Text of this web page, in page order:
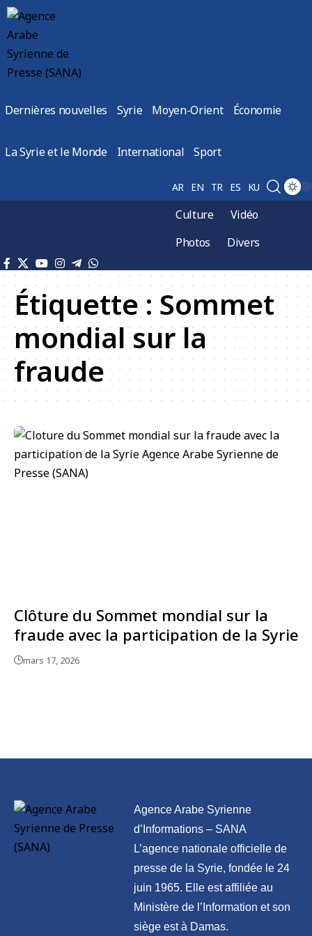
Dernières nouvelles Syrie Moyen-Orient Économie
La Syrie et le Monde International Sport
AR EN TR ES KU
Culture
Vidéo
Photos
Divers
Étiquette : Sommet
mondial sur la
fraude
Clôture du Sommet mondial sur la
fraude avec la participation de la Syrie
mars 17, 2026
Agence Arabe Syrienne
d’Informations – SANA
L’agence nationale officielle de
presse de la Syrie, fondée le 24
juin 1965. Elle est affiliée au
Ministère de l’Information et son
siège est à Damas.